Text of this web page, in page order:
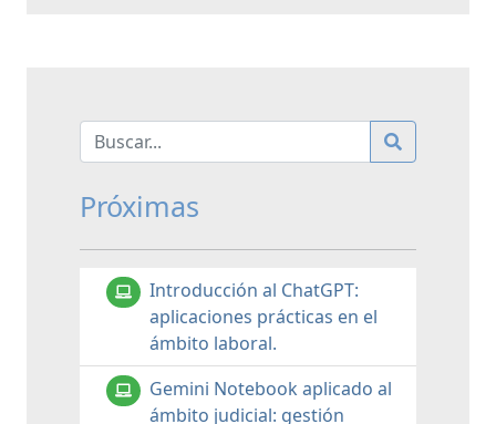
Próximas
Introducción al ChatGPT:
aplicaciones prácticas en el
ámbito laboral.
Gemini Notebook aplicado al
ámbito judicial: gestión